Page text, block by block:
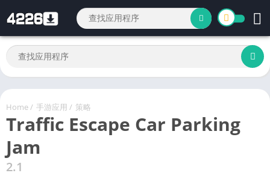
Home/ 手游应用 / 策略
Traffic Escape Car Parking
Jam
2.1